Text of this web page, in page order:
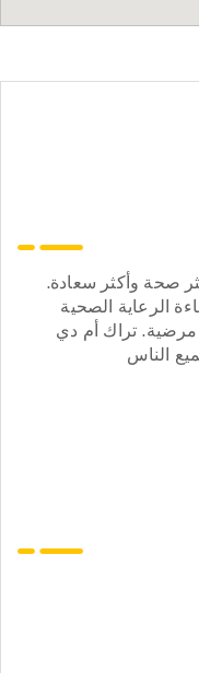
صحة وأكثر سعادة.
الرعاية الصحية
مرضية. تراك أم دي
الناس